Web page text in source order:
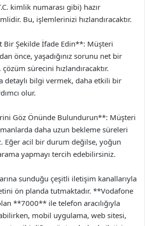
kimlik numarası gibi) hazır
Bu, işlemlerinizi hızlandıracaktır.
Bir Şekilde İfade Edin**: Müşteri
önce, yaşadığınız sorunu net bir
sürecini hızlandıracaktır.
detaylı bilgi vermek, daha etkili bir
olur.
Göz Önünde Bulundurun**: Müşteri
daha uzun bekleme süreleri
Eğer acil bir durum değilse, yoğun
yapmayı tercih edebilirsiniz.
sunduğu çeşitli iletişim kanallarıyla
ön planda tutmaktadır. **Vodafone
**7000** ile telefon aracılığıyla
mobil uygulama, web sitesi,